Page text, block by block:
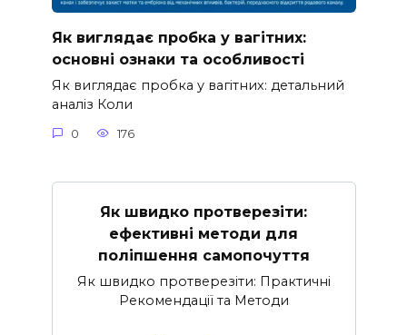
Як виглядає пробка у вагітних:
основні ознаки та особливості
Як виглядає пробка у вагітних: детальний
аналіз Коли
0 176
Як швидко протверезіти:
ефективні методи для
поліпшення самопочуття
Як швидко протверезіти: Практичні
Рекомендації та Методи